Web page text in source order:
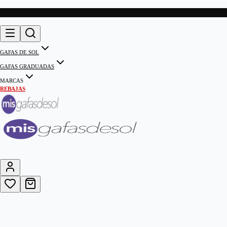
GAFAS DE SOL
GAFAS GRADUADAS
MARCAS
REBAJAS